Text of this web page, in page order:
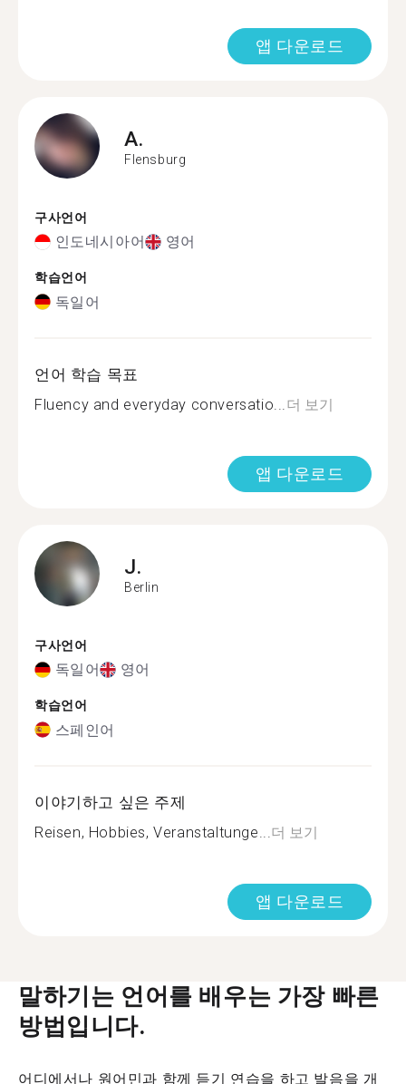
앱 다운로드
A.
Flensburg
구사언어
인도네시아어 영어
학습언어
독일어
언어 학습 목표
Fluency and everyday conversatio... 더 보기
앱 다운로드
J.
Berlin
구사언어
독일어 영어
학습언어
스페인어
이야기하고 싶은 주제
Reisen, Hobbies, Veranstaltunge... 더 보기
앱 다운로드
말하기는 언어를 배우는 가장 빠른
방법입니다.
어디에서나 원어민과 함께 듣기 연습을 하고 발음을 개